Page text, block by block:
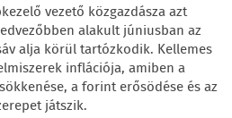
vezető közgazdásza azt
alakult júniusban az
alja körül tartózkodik. Kellemes
inflációja, amiben a
a forint erősödése és az
játszik.